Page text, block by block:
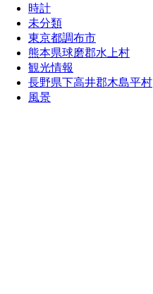
時計
未分類
東京都調布市
熊本県球磨郡水上村
観光情報
長野県下高井郡木島平村
風景